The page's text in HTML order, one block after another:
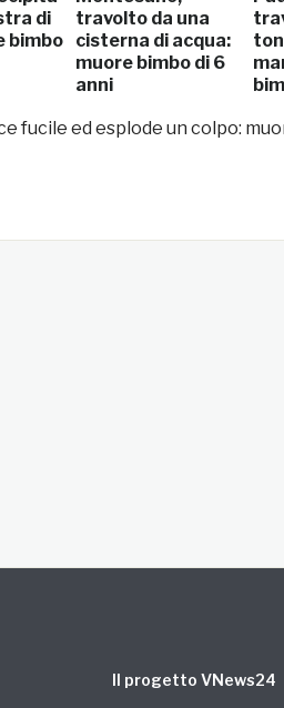
di
bimbo
travolto da una
cisterna di acqua:
muore bimbo di 6
anni
fucile ed esplode un colpo:
Il progetto VNews24